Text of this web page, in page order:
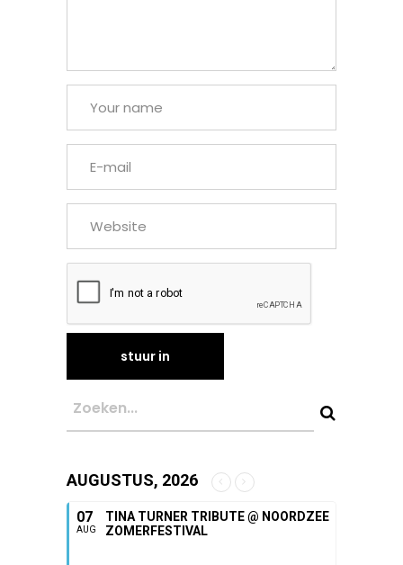
AUGUSTUS, 2026
07
AUG
TINA TURNER TRIBUTE @ NOORDZEE
ZOMERFESTIVAL